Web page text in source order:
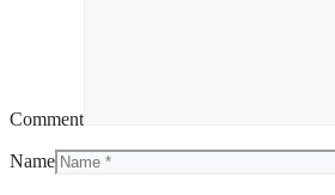
Comment
Name